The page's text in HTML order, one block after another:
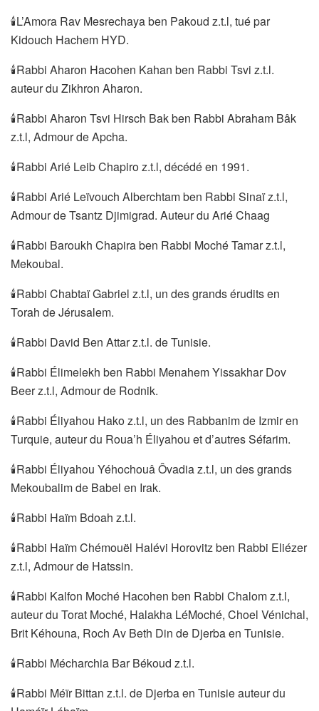
🕯L’Amora Rav Mesrechaya ben Pakoud z.t.l, tué par
Kidouch Hachem HYD.
🕯Rabbi Aharon Hacohen Kahan ben Rabbi Tsvi z.t.l.
auteur du Zikhron Aharon.
🕯Rabbi Aharon Tsvi Hirsch Bak ben Rabbi Abraham Bâk
z.t.l, Admour de Apcha.
🕯Rabbi Arié Leib Chapiro z.t.l, décédé en 1991.
🕯Rabbi Arié Leïvouch Alberchtam ben Rabbi Sinaï z.t.l,
Admour de Tsantz Djimigrad. Auteur du Arié Chaag
🕯Rabbi Baroukh Chapira ben Rabbi Moché Tamar z.t.l,
Mekoubal.
🕯Rabbi Chabtaï Gabriel z.t.l, un des grands érudits en
Torah de Jérusalem.
🕯Rabbi David Ben Attar z.t.l. de Tunisie.
🕯Rabbi Élimelekh ben Rabbi Menahem Yissakhar Dov
Beer z.t.l, Admour de Rodnik.
🕯Rabbi Éliyahou Hako z.t.l, un des Rabbanim de Izmir en
Turquie, auteur du Roua’h Éliyahou et d’autres Séfarim.
🕯Rabbi Éliyahou Yéhochouâ Ôvadia z.t.l, un des grands
Mekoubalim de Babel en Irak.
🕯Rabbi Haïm Bdoah z.t.l.
🕯Rabbi Haïm Chémouël Halévi Horovitz ben Rabbi Eliézer
z.t.l, Admour de Hatssin.
🕯Rabbi Kalfon Moché Hacohen ben Rabbi Chalom z.t.l,
auteur du Torat Moché, Halakha LéMoché, Choel Vénichal,
Brit Kéhouna, Roch Av Beth Din de Djerba en Tunisie.
🕯Rabbi Mécharchia Bar Békoud z.t.l.
🕯Rabbi Méïr Bittan z.t.l. de Djerba en Tunisie auteur du